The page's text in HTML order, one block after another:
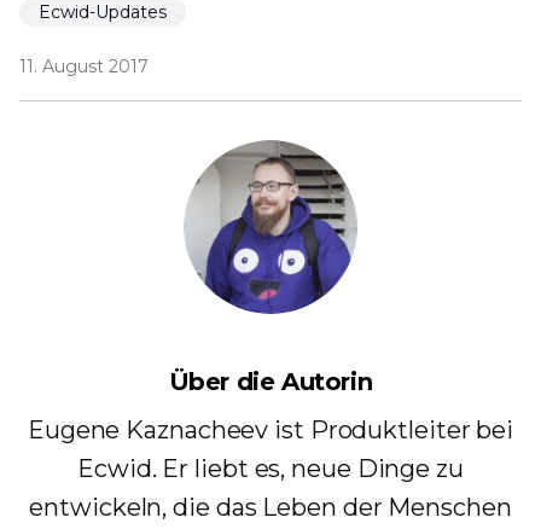
Ecwid-Updates
11. August 2017
Über die Autorin
Eugene Kaznacheev ist Produktleiter bei
Ecwid. Er liebt es, neue Dinge zu
entwickeln, die das Leben der Menschen